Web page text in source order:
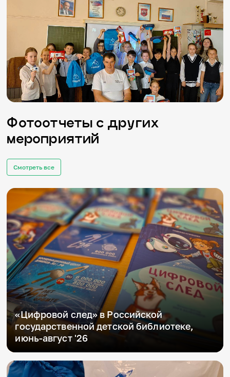
Фотоотчеты с других
мероприятий
Смотреть все
«Цифровой след» в Российской
государственной детской библиотеке,
июнь-август '26